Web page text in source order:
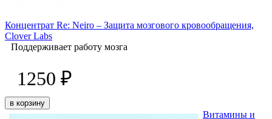
Концентрат Re: Neiro – Защита мозгового кровообращения,
Clover Labs
Поддерживает работу мозга
1250 ₽
в корзину
Витамины и